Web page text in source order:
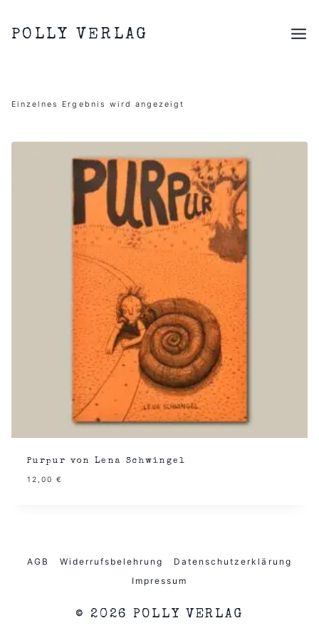
springen
POLLY VERLAG
Einzelnes Ergebnis wird angezeigt
Purpur von Lena Schwingel
12,00€
AGB Widerrufsbelehrung
Datenschutzerklärung
Impressum
© 2026 POLLY VERLAG